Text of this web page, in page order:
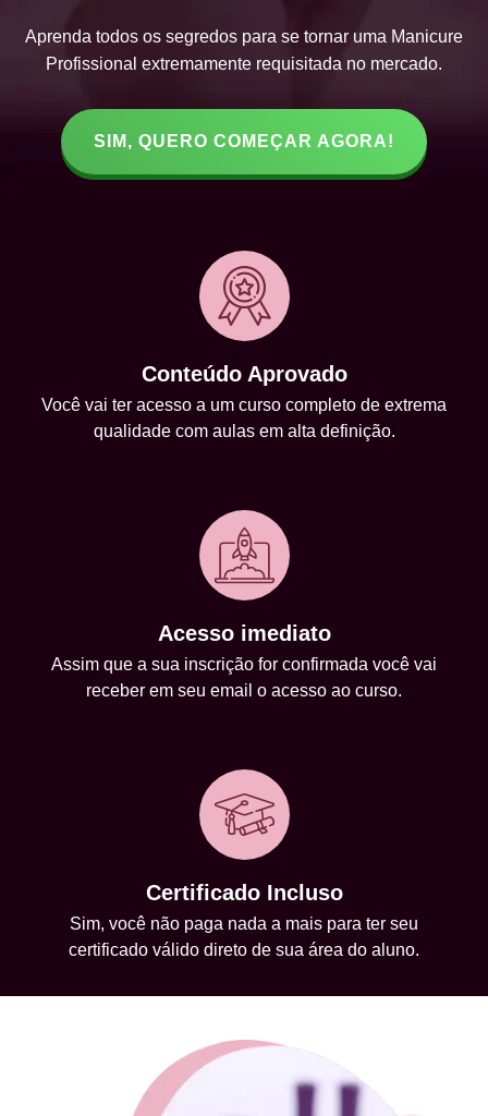
Aprenda todos os segredos para se tornar uma Manicure
Profissional extremamente requisitada no mercado.
SIM, QUERO COMEÇAR AGORA!
Conteúdo Aprovado
Você vai ter acesso a um curso completo de extrema
qualidade com aulas em alta definição.
Acesso imediato
Assim que a sua inscrição for confirmada você vai
receber em seu email o acesso ao curso.
Certificado Incluso
Sim, você não paga nada a mais para ter seu
certificado válido direto de sua área do aluno.